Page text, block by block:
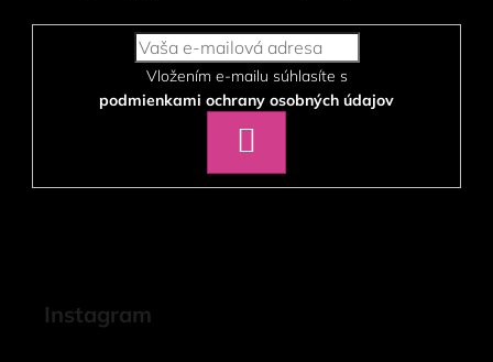
podmienkami ochrany osobných údajov
SA
Instagram